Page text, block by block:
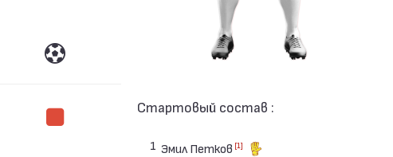
Стартовый состав :
1 Эмил Петков [1]